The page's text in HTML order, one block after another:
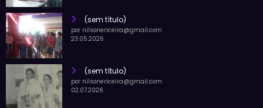
(sem título)
por nilsonericeira@gmail.com
LINKS IMPORTANTES